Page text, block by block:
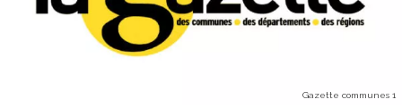
Gazette communes 1